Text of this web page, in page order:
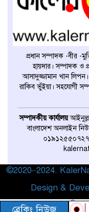
ব্রেকিং নিউজ
প্রধান সম্পাদক -বীর -
হায়দার। সম্পাদক ও
আসাদুজ্জামান খান
রাকিব ভুঁইয়া। সহযোগী
সম্পাদকীয় কার্যালয়
বাংলাদেশ অনলাইন
০১৯১২৫৫০৭২৭
©2020–2024.
Design &
প্রযুক্তি